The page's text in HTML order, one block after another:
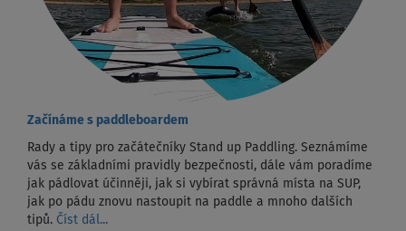
Začínáme s paddleboardem
Rady a tipy pro začátečníky Stand up Paddling. Seznámíme
vás se základními pravidly bezpečnosti, dále vám poradíme
jak pádlovat účinněji, jak si vybírat správná místa na SUP,
jak po pádu znovu nastoupit na paddle a mnoho dalších
tipů. Číst dál...